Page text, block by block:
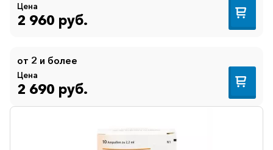
Цена
2 960 руб.
от 2 и более
Цена
2 690 руб.